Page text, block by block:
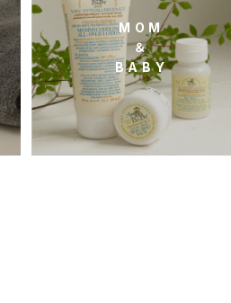
M O M
＆
B A B Y